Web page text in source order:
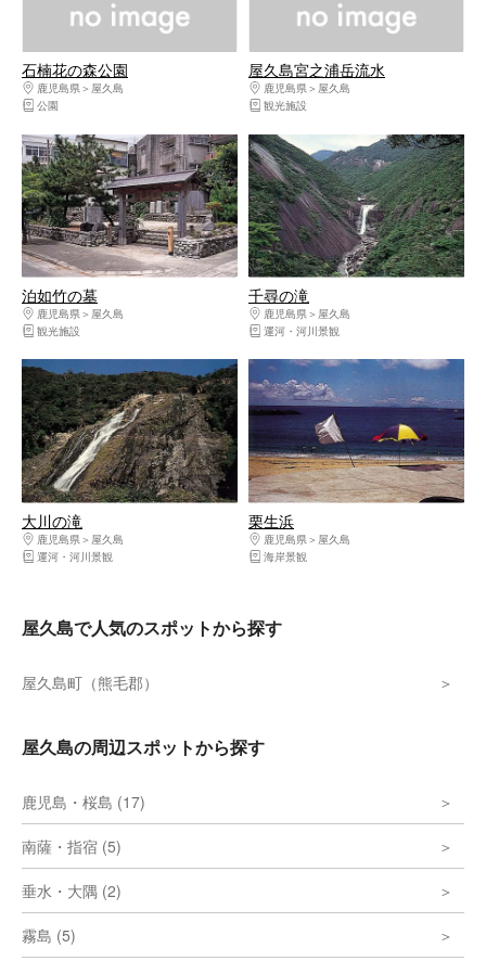
石楠花の森公園
鹿児島県
屋久島
公園
屋久島宮之浦岳流水
鹿児島県
屋久島
観光施設
泊如竹の墓
鹿児島県
屋久島
観光施設
千尋の滝
鹿児島県
屋久島
運河・河川景観
大川の滝
鹿児島県
屋久島
運河・河川景観
栗生浜
鹿児島県
屋久島
海岸景観
屋久島で人気のスポットから探す
屋久島町（熊毛郡）
屋久島の周辺スポットから探す
鹿児島・桜島 (17)
南薩・指宿 (5)
垂水・大隅 (2)
霧島 (5)